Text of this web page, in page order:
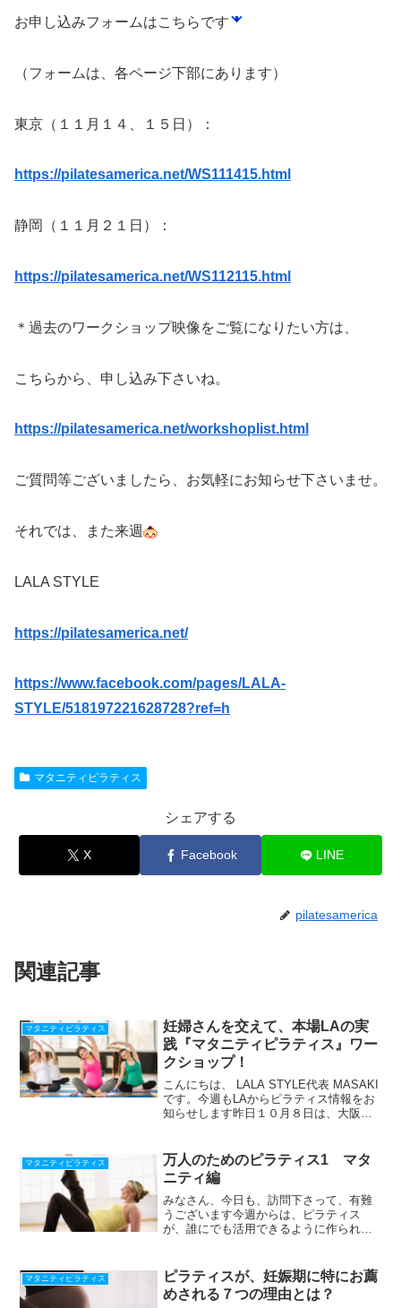
お申し込みフォームはこちらです
（フォームは、各ページ下部にあります）
東京（１１月１４、１５日）：
https://pilatesamerica.net/WS111415.html
静岡（１１月２１日）：
https://pilatesamerica.net/WS112115.html
＊過去のワークショップ映像をご覧になりたい方は、
こちらから、申し込み下さいね。
https://pilatesamerica.net/workshoplist.html
ご質問等ございましたら、お気軽にお知らせ下さいませ。
それでは、また来週
LALA STYLE
https://pilatesamerica.net/
https://www.facebook.com/pages/LALA-
STYLE/518197221628728?ref=h
マタニティピラティス
シェアする
X Facebook LINE
pilatesamerica
関連記事
マタニティピラティス
妊婦さんを交えて、本場LAの実
践『マタニティピラティス』ワー
クショップ！
こんにちは、 LALA STYLE代表 MASAKI
です。今週もLAからピラティス情報をお
知らせします昨日１０月８日は、大阪堺
開催しました。妊...
マタニティピラティス
万人のためのピラティス1 マタ
ニティ編
みなさん、今日も、訪問下さって、有難
うございます今週からは、ピラティス
が、誰にでも活用できるように作られて
されています。そこでは、ピラティスが
もともと作られた時...
マタニティピラティス
ピラティスが、妊娠期に特にお薦
めされる７つの理由とは？